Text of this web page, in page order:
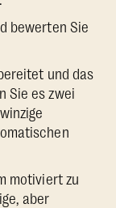
bewerten Sie
und das
Sie es zwei
motiviert zu
aber